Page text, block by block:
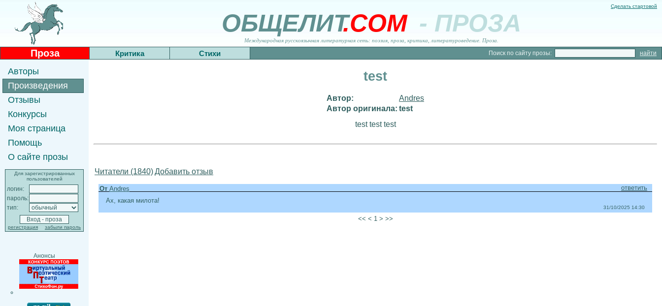
Сделать стартовой
ОБЩЕЛИТ.COM - ПРОЗА
Международная русскоязычная литературная сеть: поэзия, проза, критика, литературоведение. Проза.
Проза Критика Стихи Поиск по сайту прозы:
Авторы
Произведения
Отзывы
Конкурсы
Моя страница
Помощь
О сайте прозы
Для зарегистрированных
пользователей
логин:
пароль:
тип:
регистрация забыли пароль
Анонсы
test
Автор:
Andres
Автор оригинала: test
test test test
Читатели (1840)Добавить отзыв
От Andres
ответить
Ах, какая милота!
31/10/2025 14:30
<< < 1 > >>